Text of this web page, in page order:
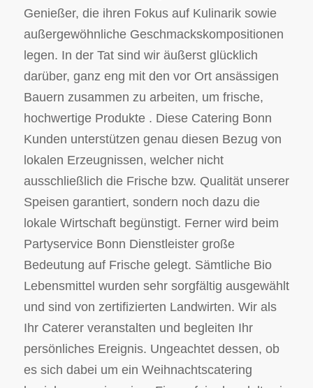
Genießer, die ihren Fokus auf Kulinarik sowie
außergewöhnliche Geschmackskompositionen
legen. In der Tat sind wir äußerst glücklich
darüber, ganz eng mit den vor Ort ansässigen
Bauern zusammen zu arbeiten, um frische,
hochwertige Produkte . Diese Catering Bonn
Kunden unterstützen genau diesen Bezug von
lokalen Erzeugnissen, welcher nicht
ausschließlich die Frische bzw. Qualität unserer
Speisen garantiert, sondern noch dazu die
lokale Wirtschaft begünstigt. Ferner wird beim
Partyservice Bonn Dienstleister große
Bedeutung auf Frische gelegt. Sämtliche Bio
Lebensmittel wurden sehr sorgfältig ausgewählt
und sind von zertifizierten Landwirten. Wir als
Ihr Caterer veranstalten und begleiten Ihr
persönliches Ereignis. Ungeachtet dessen, ob
es sich dabei um ein Weihnachtscatering